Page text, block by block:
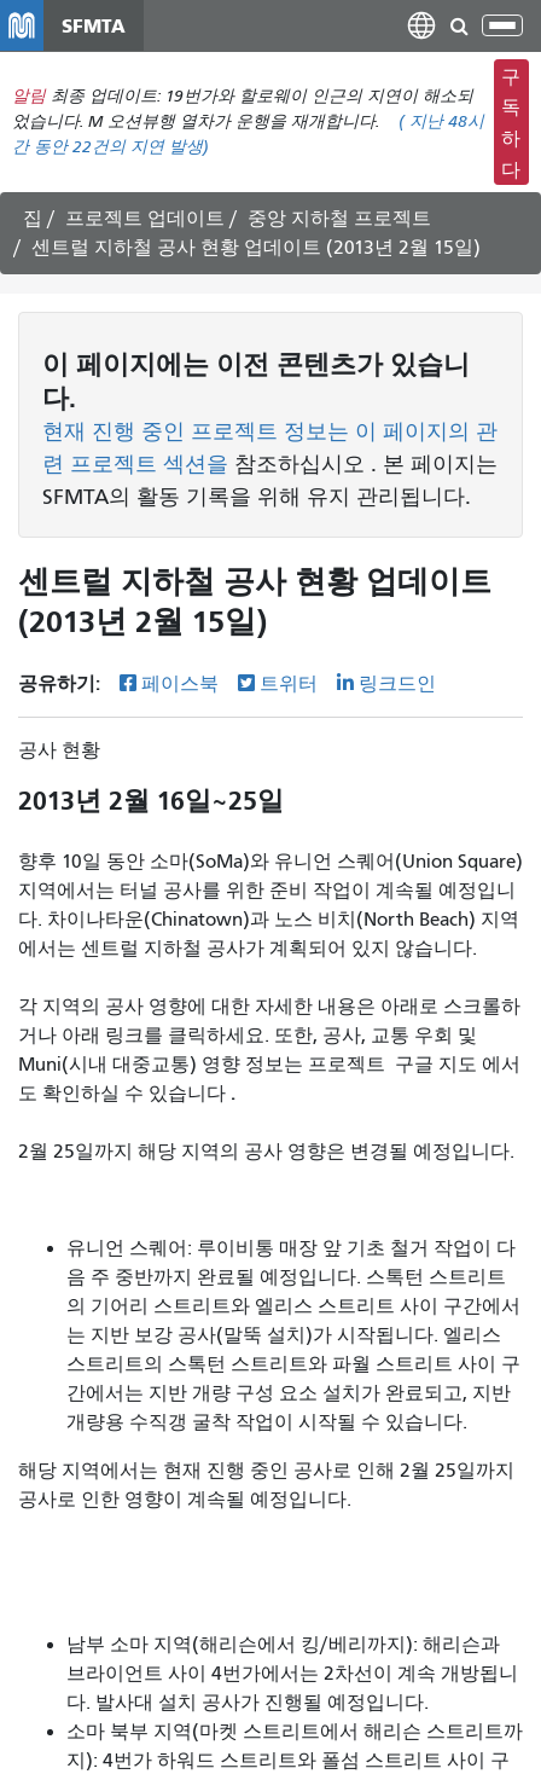
텐
츠
건
너
뛰
기
SFMTA
탐
색
메
뉴
전
환
알림 최종 업데이트: 19번가와 할로웨이 인근의 지연이 해소되
었습니다. M 오션뷰행 열차가 운행을 재개합니다.
( 지난 48시
간 동안22건의 지연 발생)
구
독
하
다
집 프로젝트 업데이트
중앙 지하철 프로젝트
센트럴 지하철 공사 현황 업데이트 (2013년 2월 15일)
이 페이지에는 이전 콘텐츠가 있습니
다.
현재 진행 중인 프로젝트 정보는 이 페이지의 관
련 프로젝트 섹션을 참조하십시오 . 본 페이지는
SFMTA의 활동 기록을 위해 유지 관리됩니다.
센트럴 지하철 공사 현황 업데이트
(2013년 2월 15일)
공유하기: 페이스북 트위터 링크드인
공사 현황
2013년 2월 16일~25일
향후 10일 동안 소마(SoMa)와 유니언 스퀘어(Union Square)
지역에서는 터널 공사를 위한 준비 작업이 계속될 예정입니
다. 차이나타운(Chinatown)과 노스 비치(North Beach) 지역
에서는 센트럴 지하철 공사가 계획되어 있지 않습니다.
각 지역의 공사 영향에 대한 자세한 내용은 아래로 스크롤하
거나 아래 링크를 클릭하세요. 또한, 공사, 교통 우회 및
Muni(시내 대중교통) 영향 정보는 프로젝트 구글 지도 에서
도 확인하실 수 있습니다 .
2월 25일까지 해당 지역의 공사 영향은 변경될 예정입니다.
유니언 스퀘어: 루이비통 매장 앞 기초 철거 작업이 다
음 주 중반까지 완료될 예정입니다. 스톡턴 스트리트
의 기어리 스트리트와 엘리스 스트리트 사이 구간에서
는 지반 보강 공사(말뚝 설치)가 시작됩니다. 엘리스
스트리트의 스톡턴 스트리트와 파월 스트리트 사이 구
간에서는 지반 개량 구성 요소 설치가 완료되고, 지반
개량용 수직갱 굴착 작업이 시작될 수 있습니다.
해당 지역에서는 현재 진행 중인 공사로 인해 2월 25일까지
공사로 인한 영향이 계속될 예정입니다.
남부 소마 지역(해리슨에서 킹/베리까지): 해리슨과
브라이언트 사이 4번가에서는 2차선이 계속 개방됩니
다. 발사대 설치 공사가 진행될 예정입니다.
소마 북부 지역(마켓 스트리트에서 해리슨 스트리트까
지): 4번가 하워드 스트리트와 폴섬 스트리트 사이 구